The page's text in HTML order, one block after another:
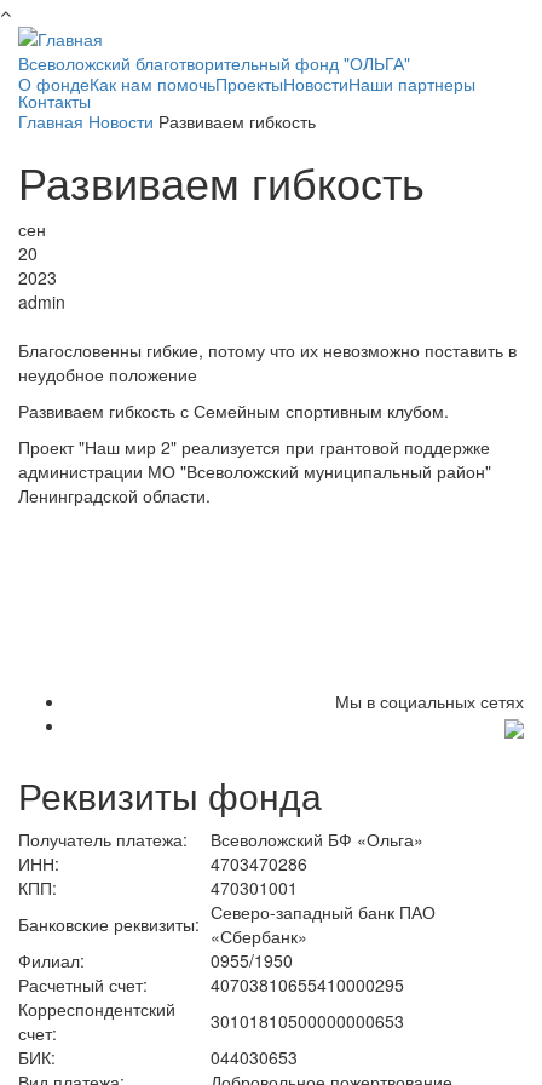
Перейти к основному содержанию
Всеволожский благотворительный фонд "ОЛЬГА"
О фондеКак нам помочьПроектыНовостиНаши партнеры
Контакты
Главная Новости Развиваем гибкость
Развиваем гибкость
сен
20
2023
admin
Благословенны гибкие, потому что их невозможно поставить в
неудобное положение
Развиваем гибкость с Семейным спортивным клубом.
Проект "Наш мир 2" реализуется при грантовой поддержке
администрации МО "Всеволожский муниципальный район"
Ленинградской области.
Мы в социальных сетях
Реквизиты фонда
Получатель платежа:
Всеволожский БФ «Ольга»
ИНН:
4703470286
КПП:
470301001
Банковские реквизиты: Северо-западный банк ПАО
«Сбербанк»
Филиал:
0955/1950
Расчетный счет:
40703810655410000295
Корреспондентский
счет:
30101810500000000653
БИК:
044030653